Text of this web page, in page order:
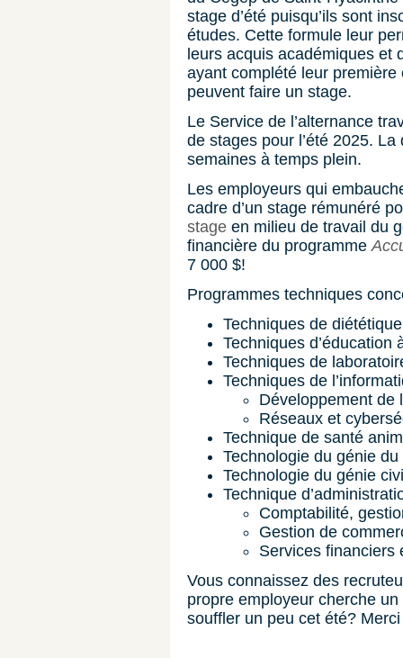
stage d’été puisqu’ils sont
études. Cette formule leur
leurs acquis académiques et
ayant complété leur
peuvent faire un stage.
Le Service de l’alternance
de stages pour l’été 2025.
semaines à temps plein.
Les employeurs qui
cadre d’un stage rémunéré
stage en milieu de travail du
financière du programme
7 000 $!
Programmes techniques
Techniques de diététique
Techniques d’éducation
Techniques de
Techniques de
Développement de
Réseaux et
Technique de santé
Technologie du génie
Technologie du génie
Technique
Comptabilité,
Gestion de
Services financiers
Vous connaissez des
propre employeur cherche
souffler un peu cet été?